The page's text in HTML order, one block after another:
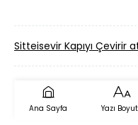
Sitteisevir Kapıyı Çevirir
Ana Sayfa Yazı